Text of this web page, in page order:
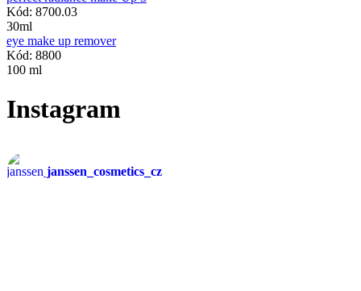
Kód: 8700.03
30ml
eye make up remover
Kód: 8800
100 ml
Instagram
janssen_cosmetics_cz